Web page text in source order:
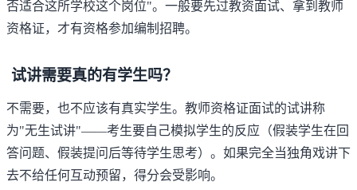
否适合这所学校这个岗位"。一般要先过教资面试、拿到教师
资格证，才有资格参加编制招聘。
试讲需要真的有学生吗？
不需要，也不应该有真实学生。教师资格证面试的试讲称
为"无生试讲"——考生要自己模拟学生的反应（假装学生在回
答问题、假装提问后等待学生思考）。如果完全当独角戏讲下
去不给任何互动预留，得分会受影响。